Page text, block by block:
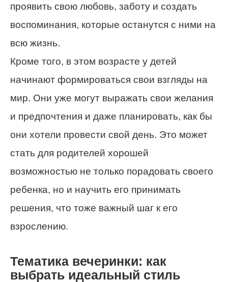
проявить свою любовь, заботу и создать
воспоминания, которые останутся с ними на
всю жизнь.
Кроме того, в этом возрасте у детей
начинают формироваться свои взгляды на
мир. Они уже могут выражать свои желания
и предпочтения и даже планировать, как бы
они хотели провести свой день. Это может
стать для родителей хорошей
возможностью не только порадовать своего
ребенка, но и научить его принимать
решения, что тоже важный шаг к его
взрослению.
Тематика вечеринки: как
выбрать идеальный стиль